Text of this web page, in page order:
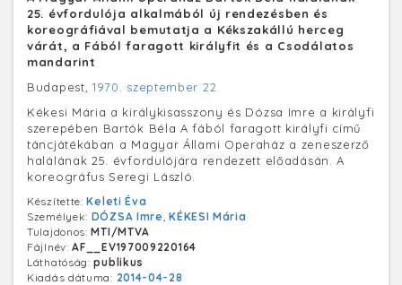
25. évfordulója alkalmából új rendezésben és
koreográfiával bemutatja a Kékszakállú herceg
várát, a Fából faragott királyfit és a Csodálatos
mandarint
Budapest, 1970. szeptember 22.
Kékesi Mária a királykisasszony és Dózsa Imre a királyfi
szerepében Bartók Béla A fából faragott királyfi című
táncjátékában a Magyar Állami Operaház a zeneszerző
halálának 25. évfordulójára rendezett előadásán. A
koreográfus Seregi László.
Készítette:Keleti Éva
Személyek: DÓZSA Imre ,KÉKESI Mária
Tulajdonos:MTI/MTVA
Fájlnév:AF__EV197009220164
Láthatóság:publikus
Kiadás dátuma: 2014-04-28